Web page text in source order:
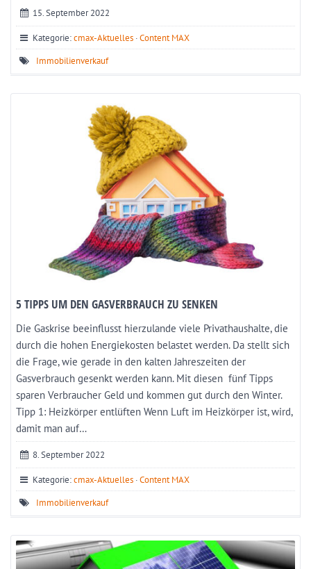
15. September 2022
Kategorie:cmax-Aktuelles ·Content MAX
Immobilienverkauf
5 TIPPS UM DEN GASVERBRAUCH ZU SENKEN
Die Gaskrise beeinflusst hierzulande viele Privathaushalte, die
durch die hohen Energiekosten belastet werden. Da stellt sich
die Frage, wie gerade in den kalten Jahreszeiten der
Gasverbrauch gesenkt werden kann. Mit diesen fünf Tipps
sparen Verbraucher Geld und kommen gut durch den Winter.
Tipp 1: Heizkörper entlüften Wenn Luft im Heizkörper ist, wird,
damit man auf…
8. September 2022
Kategorie:cmax-Aktuelles ·Content MAX
Immobilienverkauf